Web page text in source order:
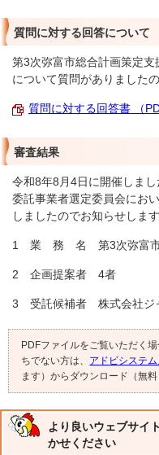
質問に対する回答について
第3次弥富市総合計画策定
について質問がありました
質問に対する回答書 （
審査結果
令和8年8月4日に開催しま
委託事業者選定委員会にお
しましたのでお知らせします
1 業 務 名 第3次弥富市
2 企画提案者 4者
3 受託候補者 株式会社ジ
PDFファイルをご覧いただく
ちでない方は、 アドビシステ
ます）からダウンロード（無料
より良いウェブサイ
かせください